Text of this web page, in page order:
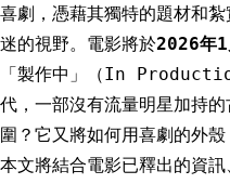
喜劇，憑藉其獨特的題材和
迷的視野。電影將於2026年1
「製作中」（In
代，一部沒有流量明星加持
圍？它又將如何用喜劇的外
本文將結合電影已釋出的資